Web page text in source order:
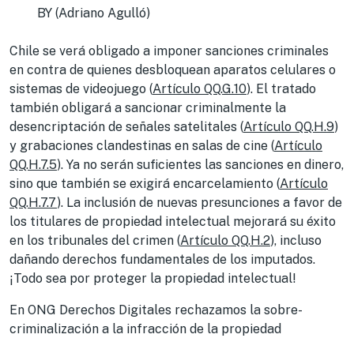
BY (Adriano Agulló)
Chile se verá obligado a imponer sanciones criminales
en contra de quienes desbloquean aparatos celulares o
sistemas de videojuego (Artículo QQ.G.10). El tratado
también obligará a sancionar criminalmente la
desencriptación de señales satelitales (Artículo QQ.H.9)
y grabaciones clandestinas en salas de cine (Artículo
QQ.H.7.5). Ya no serán suficientes las sanciones en dinero,
sino que también se exigirá encarcelamiento (Artículo
QQ.H.7.7). La inclusión de nuevas presunciones a favor de
los titulares de propiedad intelectual mejorará su éxito
en los tribunales del crimen (Artículo QQ.H.2), incluso
dañando derechos fundamentales de los imputados.
¡Todo sea por proteger la propiedad intelectual!
En ONG Derechos Digitales rechazamos la sobre-
criminalización a la infracción de la propiedad